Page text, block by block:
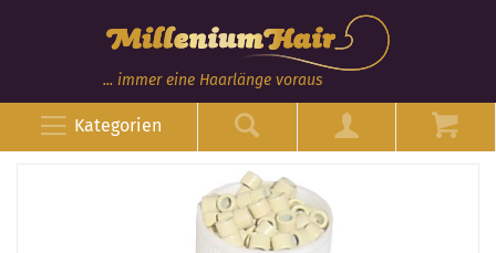
... immer eine Haarlänge voraus
Kategorien